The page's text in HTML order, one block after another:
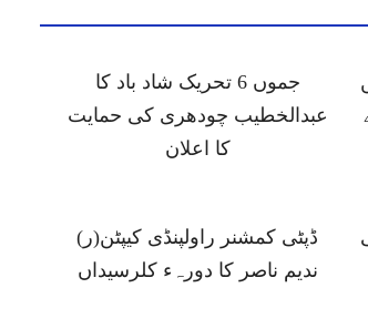
جموں 6 تحریک شاد باد کا
عبدالخطیب چودھری کی حمایت
کا اعلان
ڈپٹی کمشنر راولپنڈی کیپٹن(ر)
ندیم ناصر کا دورہء کلرسیداں